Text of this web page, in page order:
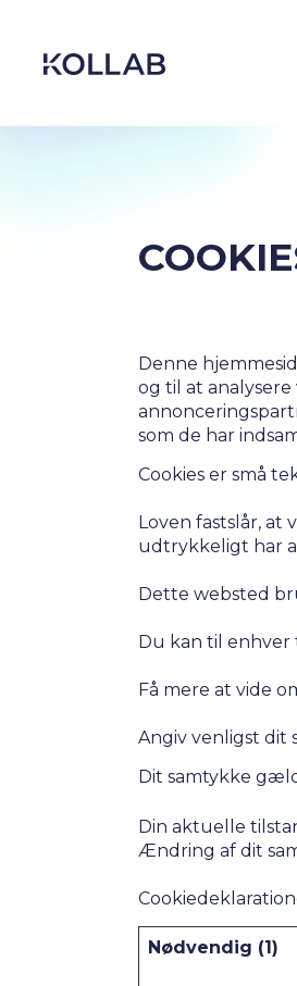
content
ECONOMY
SALES &
SERVICE &
IT
About Us
Freelance
Events
Articles
Online store
Operational Status
Contact Us
Denne
og til at
som de har
Cookies er små
Loven fastslår, at
udtrykkeligt har
Dette websted
Du kan til enhver
Få mere at vide
Angiv venligst dit
Dit samtykke
Din aktuelle
Ændring af dit
Nødvendig (1)